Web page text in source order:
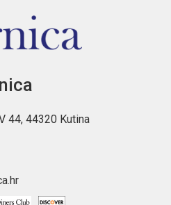
44, 44320 Kutina